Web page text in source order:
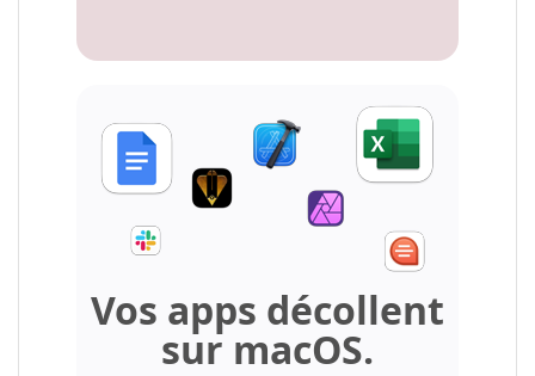
Vos apps décollent
sur macOS.